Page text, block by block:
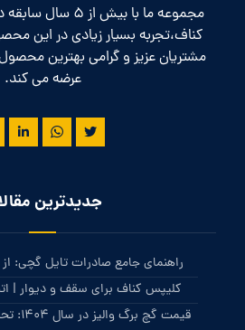
مجموعه ما با بیش
کناف،تجربه بسیار زیادی در این
مشتریان عزیز و گرامی بهترین محصول
عرضه می کند.
جدیدترین
راهنمای جامع صادرات تایل گچی: از
کلیپس کناف برای سقف و دیوار |
قیمت